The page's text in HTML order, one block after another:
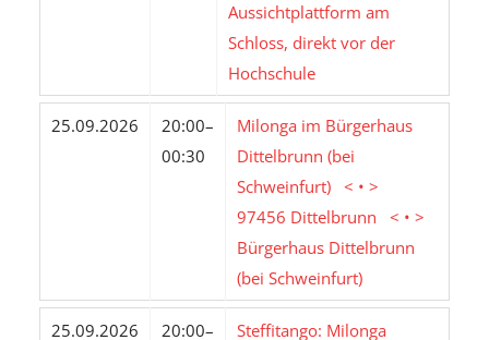
Aussichtplattform am
Schloss, direkt vor der
Hochschule
25.09.2026
20:00–
00:30
Milonga im Bürgerhaus
Dittelbrunn (bei
Schweinfurt) < • >
97456 Dittelbrunn < • >
Bürgerhaus Dittelbrunn
(bei Schweinfurt)
25.09.2026
20:00–
Steffitango: Milonga